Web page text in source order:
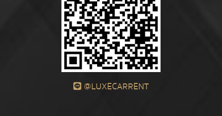
@LUXECARRENT